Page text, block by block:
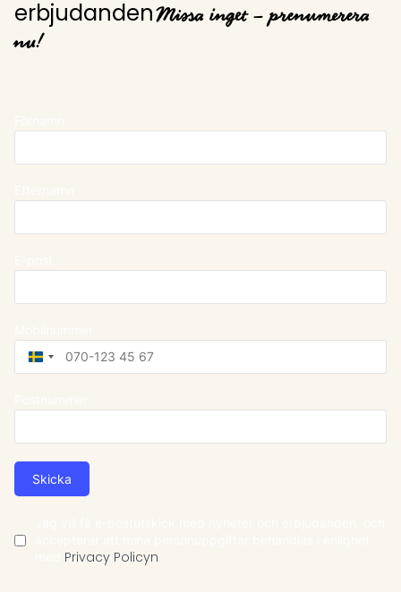
erbjudanden Missa inget – prenumerera
nu!
Sweden
+46
Skicka
Privacy Policyn